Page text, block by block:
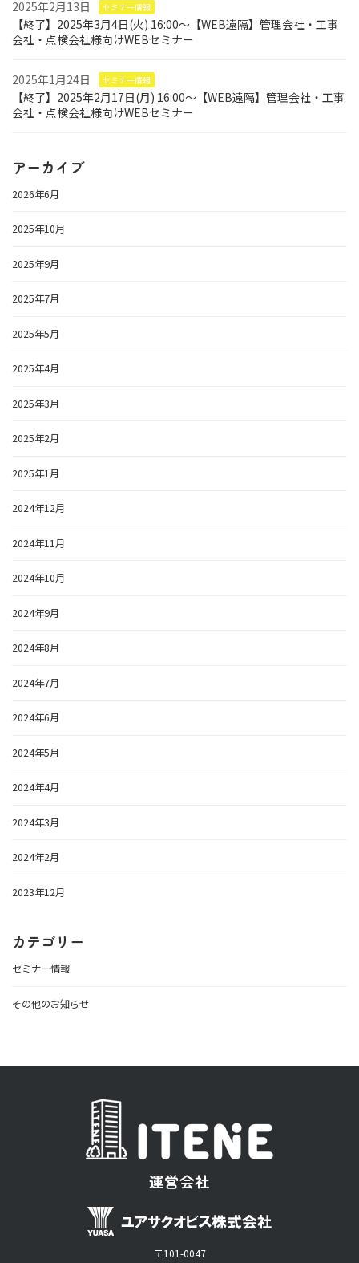
2025年2月13日 セミナー情報
【終了】2025年3月4日(火) 16:00～【WEB遠隔】管理会社・工事
会社・点検会社様向けWEBセミナー
2025年1月24日 セミナー情報
【終了】2025年2月17日(月) 16:00～【WEB遠隔】管理会社・工事
会社・点検会社様向けWEBセミナー
アーカイブ
2026年6月
2025年10月
2025年9月
2025年7月
2025年5月
2025年4月
2025年3月
2025年2月
2025年1月
2024年12月
2024年11月
2024年10月
2024年9月
2024年8月
2024年7月
2024年6月
2024年5月
2024年4月
2024年3月
2024年2月
2023年12月
カテゴリー
セミナー情報
その他のお知らせ
運営会社
〒101-0047